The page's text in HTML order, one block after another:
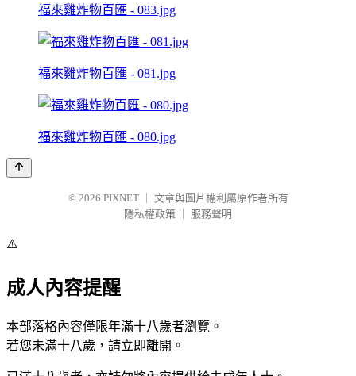
福來雞炸物百匯 - 083.jpg
福來雞炸物百匯 - 081.jpg
福來雞炸物百匯 - 080.jpg
© 2026 PIXNET
文章與圖片權利屬原作者所有
隱私權政策
服務聲明
⚠️
成人內容提醒
本部落格內容僅限年滿十八歲者瀏覽。
若您未滿十八歲，請立即離開。